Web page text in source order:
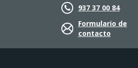
937 37 00 84
Formulario de
contacto